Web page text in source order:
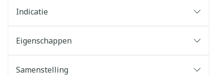
Indicatie
Eigenschappen
Samenstelling